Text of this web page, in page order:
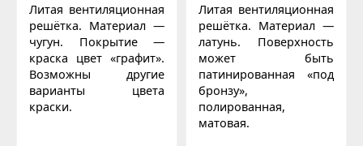
Литая вентиляционная
решётка. Материал —
чугун. Покрытие —
краска цвет «графит».
Возможны другие
варианты цвета
краски.
Литая вентиляционная
решётка. Материал —
латунь. Поверхность
может быть
патинированная «под
бронзу»,
полированная,
матовая.